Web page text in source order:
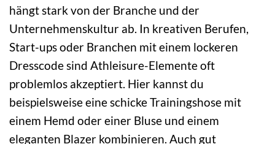
hängt stark von der Branche und der
Unternehmenskultur ab. In kreativen Berufen,
Start-ups oder Branchen mit einem lockeren
Dresscode sind Athleisure-Elemente oft
problemlos akzeptiert. Hier kannst du
beispielsweise eine schicke Trainingshose mit
einem Hemd oder einer Bluse und einem
eleganten Blazer kombinieren. Auch gut